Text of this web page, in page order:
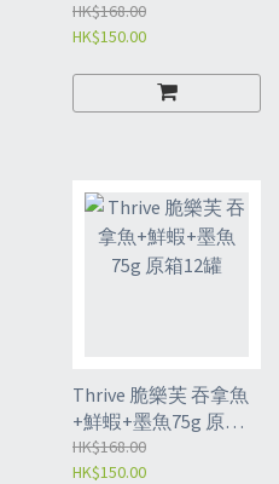
HK$168.00
HK$150.00
Thrive 脆樂芙 吞拿魚
+鮮蝦+墨魚75g 原箱
12罐
HK$168.00
HK$150.00